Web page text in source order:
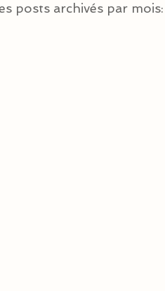
posts archivés par mois: